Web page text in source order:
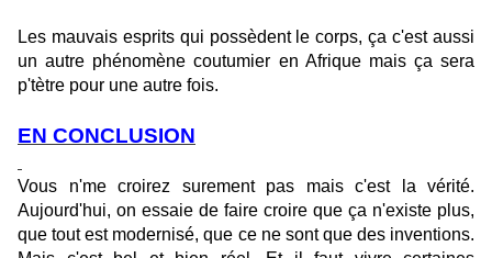
Les mauvais esprits qui possèdent le corps, ça c'est aussi
un autre phénomène coutumier en Afrique mais ça sera
p'tètre pour une autre fois.
EN CONCLUSION
Vous n'me croirez surement pas mais c'est la vérité.
Aujourd'hui, on essaie de faire croire que ça n'existe plus,
que tout est modernisé, que ce ne sont que des inventions.